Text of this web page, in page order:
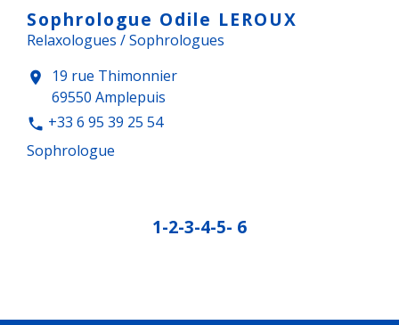
Sophrologue Odile LEROUX
Relaxologues / Sophrologues
location_on
19 rue Thimonnier
69550 Amplepuis
phone +33 6 95 39 25 54
Sophrologue
1-2-3-4-5- 6